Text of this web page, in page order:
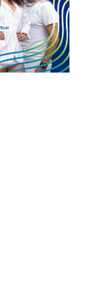
de resultados
chance de
de campo.